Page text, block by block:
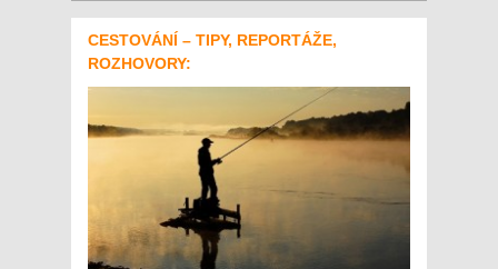
CESTOVÁNÍ – TIPY, REPORTÁŽE,
ROZHOVORY: